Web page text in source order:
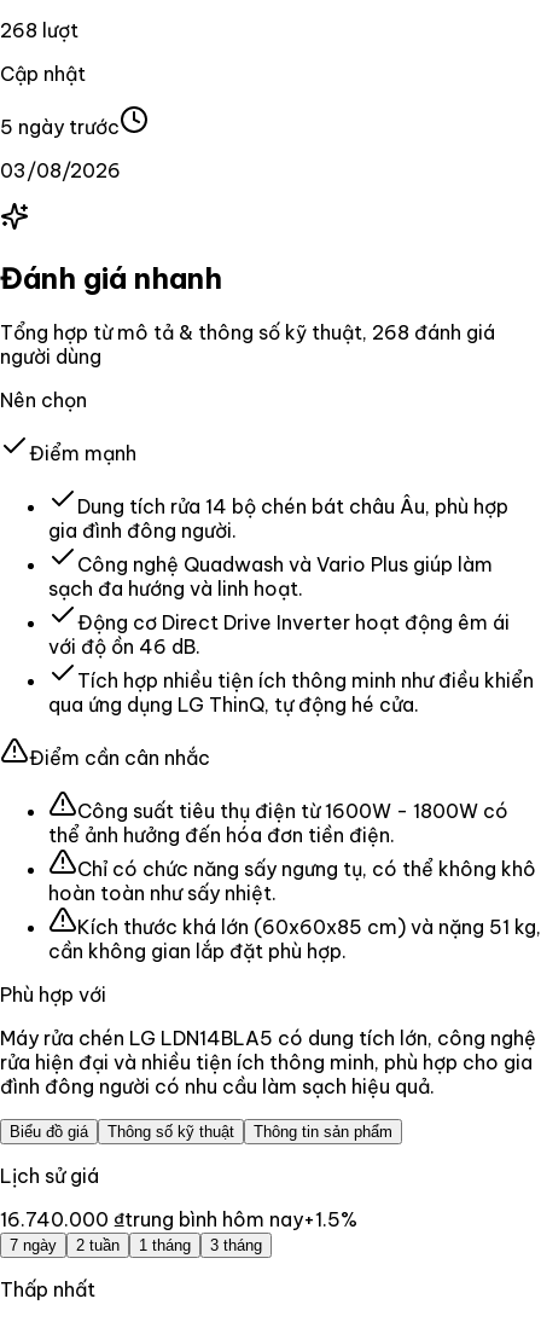
268 lượt
Cập nhật
5 ngày trước
03/08/2026
Đánh giá nhanh
Tổng hợp từ mô tả & thông số kỹ thuật, 268 đánh giá
người dùng
Nên chọn
Điểm mạnh
Dung tích rửa 14 bộ chén bát châu Âu, phù hợp
gia đình đông người.
Công nghệ Quadwash và Vario Plus giúp làm
sạch đa hướng và linh hoạt.
Động cơ Direct Drive Inverter hoạt động êm ái
với độ ồn 46 dB.
Tích hợp nhiều tiện ích thông minh như điều khiển
qua ứng dụng LG ThinQ, tự động hé cửa.
Điểm cần cân nhắc
Công suất tiêu thụ điện từ 1600W - 1800W có
thể ảnh hưởng đến hóa đơn tiền điện.
Chỉ có chức năng sấy ngưng tụ, có thể không khô
hoàn toàn như sấy nhiệt.
Kích thước khá lớn (60x60x85 cm) và nặng 51 kg,
cần không gian lắp đặt phù hợp.
Phù hợp với
Máy rửa chén LG LDN14BLA5 có dung tích lớn, công nghệ
rửa hiện đại và nhiều tiện ích thông minh, phù hợp cho gia
đình đông người có nhu cầu làm sạch hiệu quả.
Biểu đồ giá Thông số kỹ thuật Thông tin sản phẩm
Lịch sử giá
16.740.000 ₫trung bình hôm nay+1.5%
7 ngày 2 tuần 1 tháng 3 tháng
Thấp nhất